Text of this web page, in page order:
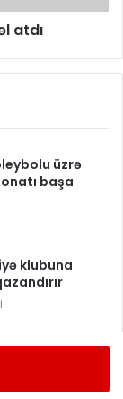
atdı
üzrə
başa
klubuna